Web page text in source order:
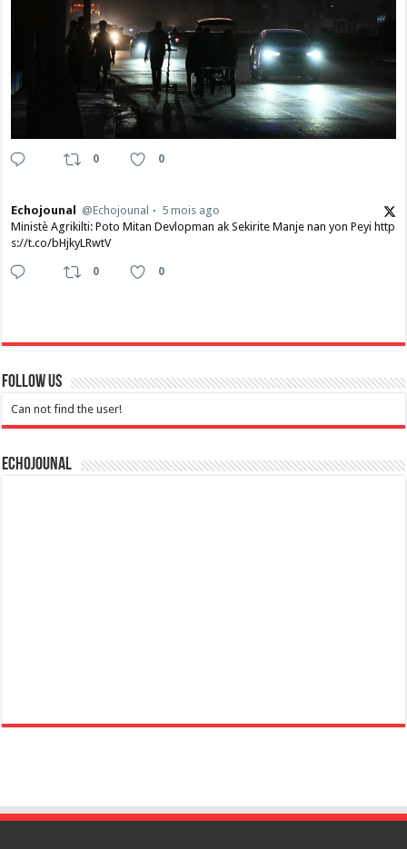
0 0
Echojounal @Echojounal
5 mois ago
Ministè Agrikilti: Poto Mitan Devlopman ak Sekirite Manje nan yon Peyi http
s://t.co/bHjkyLRwtV
0 0
Follow Us
Can not find the user!
Echojounal